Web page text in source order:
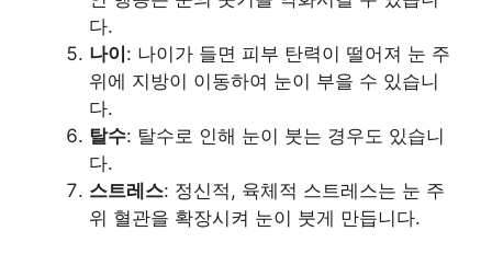
다.
나이 : 나이가 들면 피부 탄력이 떨어져 눈 주
위에 지방이 이동하여 눈이 부을 수 있습니
다.
탈수: 탈수로 인해 눈이 붓는 경우도 있습니
다.
스트레스: 정신적, 육체적 스트레스는 눈 주
위 혈관을 확장시켜 눈이 붓게 만듭니다.